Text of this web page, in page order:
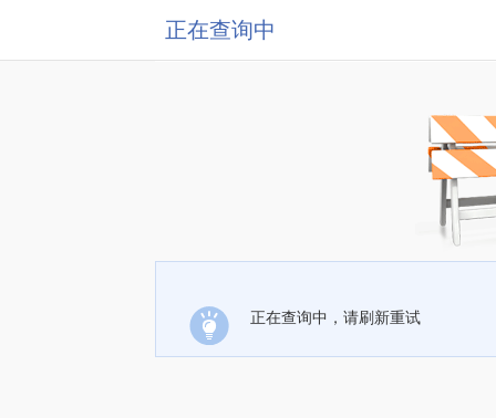
正在查询中
正在查询中，请刷新重试